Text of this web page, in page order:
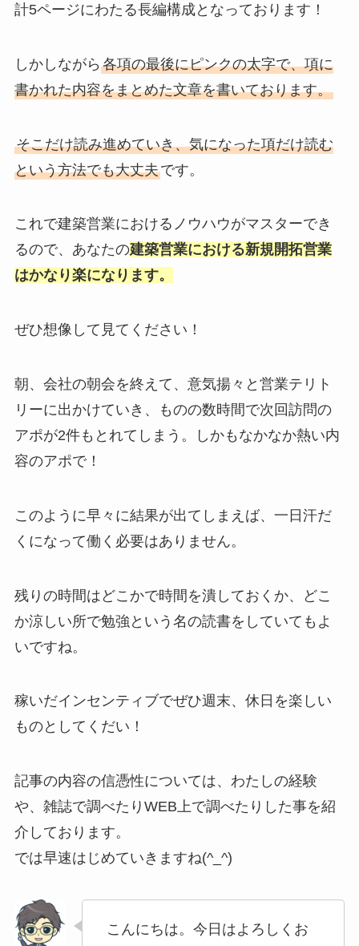
計5ページにわたる長編構成となっております！
しかしながら 各項の最後にピンクの太字で、項に
書かれた内容をまとめた文章を書いております。
そこだけ読み進めていき、気になった項だけ読む
という方法でも大丈夫です。
これで建築営業におけるノウハウがマスターでき
るので、あなたの建築営業における新規開拓営業
はかなり楽になります。
ぜひ想像して見てください！
朝、会社の朝会を終えて、意気揚々と営業テリト
リーに出かけていき、ものの数時間で次回訪問の
アポが2件もとれてしまう。しかもなかなか熱い内
容のアポで！
このように早々に結果が出てしまえば、一日汗だ
くになって働く必要はありません。
残りの時間はどこかで時間を潰しておくか、どこ
か涼しい所で勉強という名の読書をしていてもよ
いですね。
稼いだインセンティブでぜひ週末、休日を楽しい
ものとしてくだい！
記事の内容の信憑性については、わたしの経験
や、雑誌で調べたりWEB上で調べたりした事を紹
介しております。
では早速はじめていきますね(^_^)
こんにちは。今日はよろしくお